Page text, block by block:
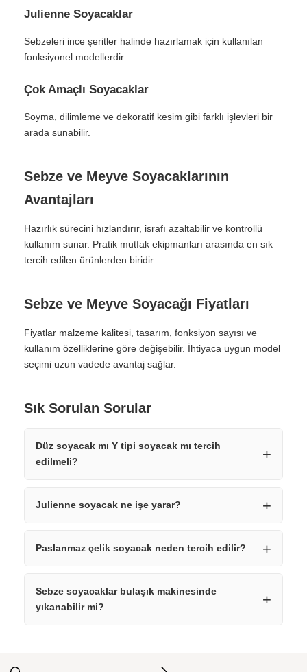
Julienne Soyacaklar
Sebzeleri ince şeritler halinde hazırlamak için kullanılan
fonksiyonel modellerdir.
Çok Amaçlı Soyacaklar
Soyma, dilimleme ve dekoratif kesim gibi farklı işlevleri bir
arada sunabilir.
Sebze ve Meyve Soyacaklarının
Avantajları
Hazırlık sürecini hızlandırır, israfı azaltabilir ve kontrollü
kullanım sunar. Pratik mutfak ekipmanları arasında en sık
tercih edilen ürünlerden biridir.
Sebze ve Meyve Soyacağı Fiyatları
Fiyatlar malzeme kalitesi, tasarım, fonksiyon sayısı ve
kullanım özelliklerine göre değişebilir. İhtiyaca uygun model
seçimi uzun vadede avantaj sağlar.
Sık Sorulan Sorular
Düz soyacak mı Y tipi soyacak mı tercih
edilmeli?
Julienne soyacak ne işe yarar?
Paslanmaz çelik soyacak neden tercih edilir?
Sebze soyacaklar bulaşık makinesinde
yıkanabilir mi?